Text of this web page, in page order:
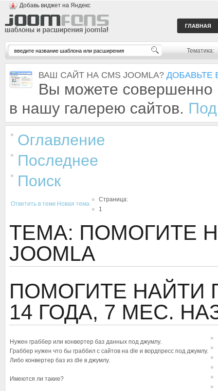
Добавь виджет на Яндекс
ГЛАВНАЯ
Тематика:
ВАШ САЙТ НА CMS JOOMLA? ДОБАВЬТЕ
Вы можете совершенно
в нашу галерею сайтов.
Оглавление
Последнее
Поиск
Ответить в теме Новая тема
Страница:
1
ТЕМА: ПОМОГИТЕ
JOOMLA
ПОМОГИТЕ НАЙТИ
14 ГОДА, 7 МЕС.
Нужен граббер или конвертер баз данных под джумлу.
Граббер нужен что бы граббил с сайтов на dle и вордпресс под джумлу.
Либо конвертер баз из dle в джумлу.
Имеются ли такие?